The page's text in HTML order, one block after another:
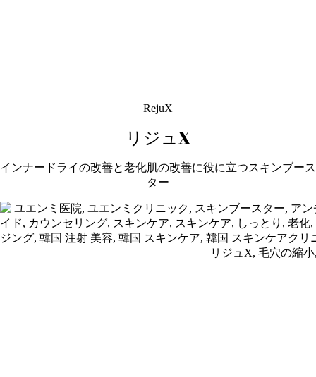
RejuX
リジュX
インナードライの改善と老化肌の改善に役に立つスキンブース
ター